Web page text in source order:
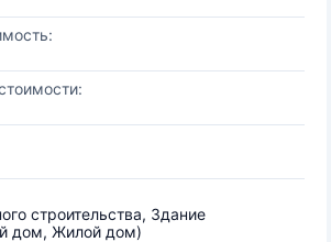
строительства, Здание
дом, Жилой дом)